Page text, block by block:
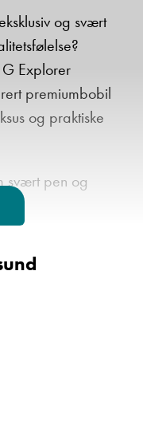
og svært
Explorer
premiumbobil
og praktiske
svært pen og